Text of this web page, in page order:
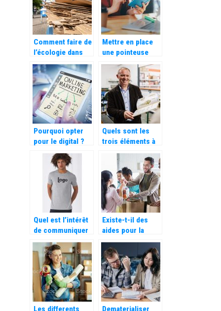
Comment faire de
l’écologie dans
une entreprise ?
Mettre en place
une pointeuse
dans votre
entreprise pour le
calcul
automatique des
heures de travail
Pourquoi opter
pour le digital ?
Quels sont les
trois éléments à
prendre en
compte dans une
stratégie de lead
nurturing ?
Quel est l’intérêt
de communiquer
par le biais d’un t-
shirt publicitaire
Existe-t-il des
aides pour la
gestion d’une
association ?
Les differents
Dematerialiser